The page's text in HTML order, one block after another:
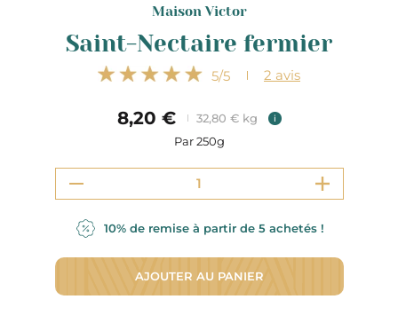
Maison Victor
Saint-Nectaire fermier
5/5 2 avis
8,20 € 32,80 € kg i
Par 250g
10% de remise à partir de 5 achetés !
AJOUTER AU PANIER